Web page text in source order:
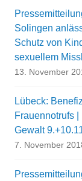
Solingen
Schutz von
sexuellem
13. November
Lübeck:
Frauennotrufs
Gewalt
7. November